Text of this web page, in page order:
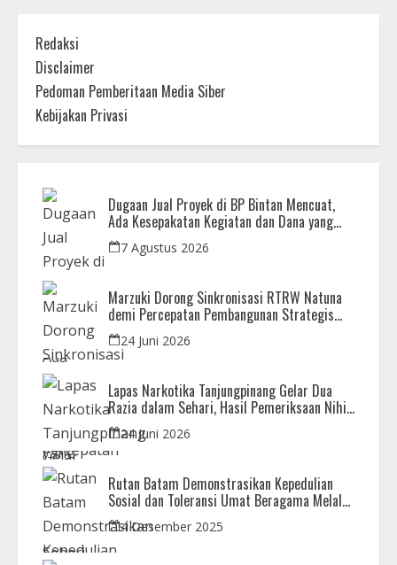
Redaksi
Disclaimer
Pedoman Pemberitaan Media Siber
Kebijakan Privasi
Dugaan Jual Proyek di BP Bintan Mencuat,
Ada Kesepakatan Kegiatan dan Dana yang
Dikembalikan
7 Agustus 2026
Marzuki Dorong Sinkronisasi RTRW Natuna
demi Percepatan Pembangunan Strategis
Daerah
24 Juni 2026
Lapas Narkotika Tanjungpinang Gelar Dua
Razia dalam Sehari, Hasil Pemeriksaan Nihil
Barang Terlarang
24 Juni 2026
Rutan Batam Demonstrasikan Kepedulian
Sosial dan Toleransi Umat Beragama Melalui
Doa Bersama Korban Bencana
4 Desember 2025